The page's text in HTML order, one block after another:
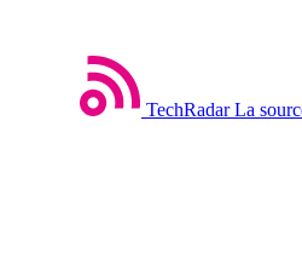
TechRadar La